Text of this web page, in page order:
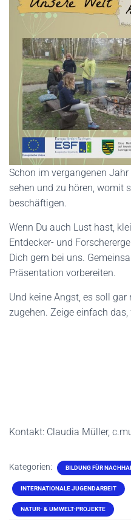
Schon im vergangenen
sehen und zu hören, womit
beschäftigen.
Wenn Du auch Lust hast,
Entdecker- und
Dich gern bei uns.
Präsentation vorbereiten.
Und keine Angst, es soll
zugehen. Zeige einfach
Kontakt: Claudia Müller,
Kategorien: BILDUNG FÜR
INTERNATIONALE JUGENDARBEIT
NATUR- & UMWELT-PROJEKTE